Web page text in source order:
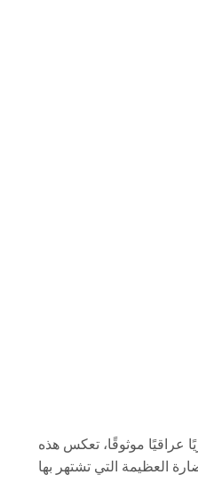
عراقيًا موثوقًا، تعكس هذه
العظيمة التي تشتهر بها